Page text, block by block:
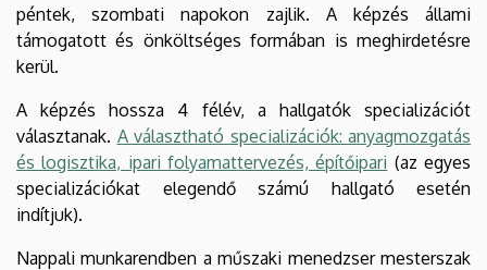
péntek, szombati napokon zajlik. A képzés állami
támogatott és önköltséges formában is meghirdetésre
kerül.
A képzés hossza 4 félév, a hallgatók specializációt
választanak. A választható specializációk: anyagmozgatás
és logisztika, ipari folyamattervezés, építőipari (az egyes
specializációkat elegendő számú hallgató esetén
indítjuk).
Nappali munkarendben a műszaki menedzser mesterszak